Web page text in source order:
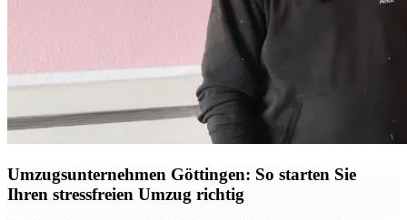
Umzugsunternehmen Göttingen: So starten Sie
Ihren stressfreien Umzug richtig